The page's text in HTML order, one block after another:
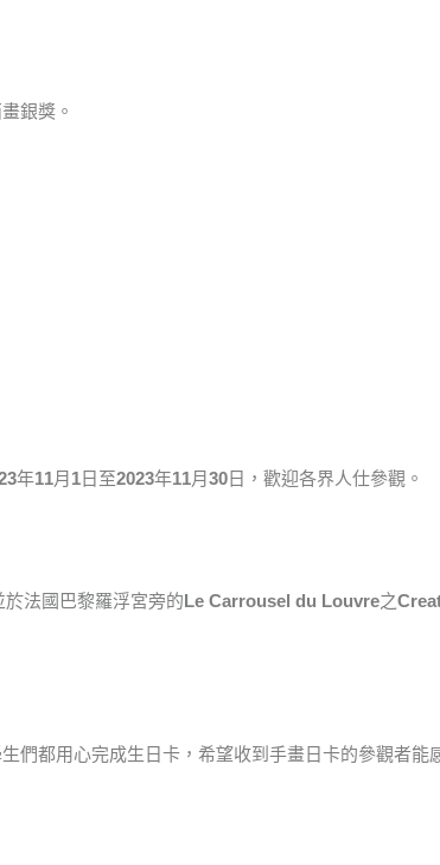
銀獎。
年11月 1日至2023年11月 30日，歡迎各界人仕參觀。
法國巴黎羅浮宮旁的Le Carrousel du Louvre之
們都用心完成生日卡，希望收到手畫日卡的參觀者能